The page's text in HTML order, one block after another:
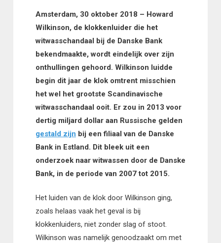
Amsterdam, 30 oktober 2018 – Howard
Wilkinson, de klokkenluider die het
witwasschandaal bij de Danske Bank
bekendmaakte, wordt eindelijk over zijn
onthullingen gehoord. Wilkinson luidde
begin dit jaar de klok omtrent misschien
het wel het grootste Scandinavische
witwasschandaal ooit. Er zou in 2013 voor
dertig miljard dollar aan Russische gelden
gestald zijn bij een filiaal van de Danske
Bank in Estland. Dit bleek uit een
onderzoek naar witwassen door de Danske
Bank, in de periode van 2007 tot 2015.
Het luiden van de klok door Wilkinson ging,
zoals helaas vaak het geval is bij
klokkenluiders, niet zonder slag of stoot.
Wilkinson was namelijk genoodzaakt om met